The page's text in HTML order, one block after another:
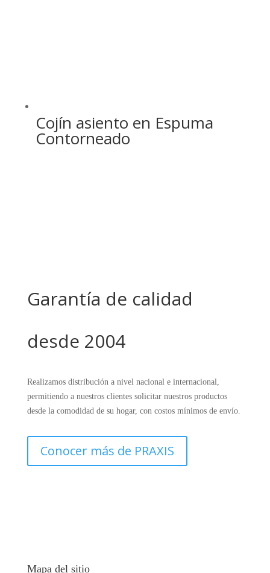
Cojín asiento en Espuma
Contorneado
Garantía de calidad
desde 2004
Realizamos distribución a nivel nacional e internacional,
permitiendo a nuestros clientes solicitar nuestros productos
desde la comodidad de su hogar, con costos mínimos de envío.
Conocer más de PRAXIS
Mapa del sitio